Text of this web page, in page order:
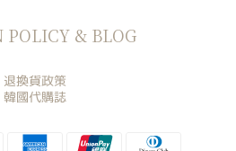
POLICY & BLOG
退換貨政策
韓國代購誌